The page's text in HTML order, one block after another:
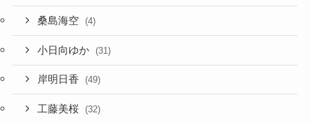
桑島海空 (4)
小日向ゆか (31)
岸明日香 (49)
工藤美桜 (32)